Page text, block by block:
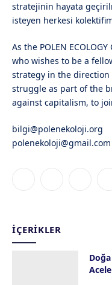
stratejinin hayata
isteyen herkesi
As the POLEN
who wishes to be a
strategy in the direction
struggle as part of the
against capitalism, to
bilgi@polenekoloji.org
polenekoloji@gmail.com
İÇERIKLER